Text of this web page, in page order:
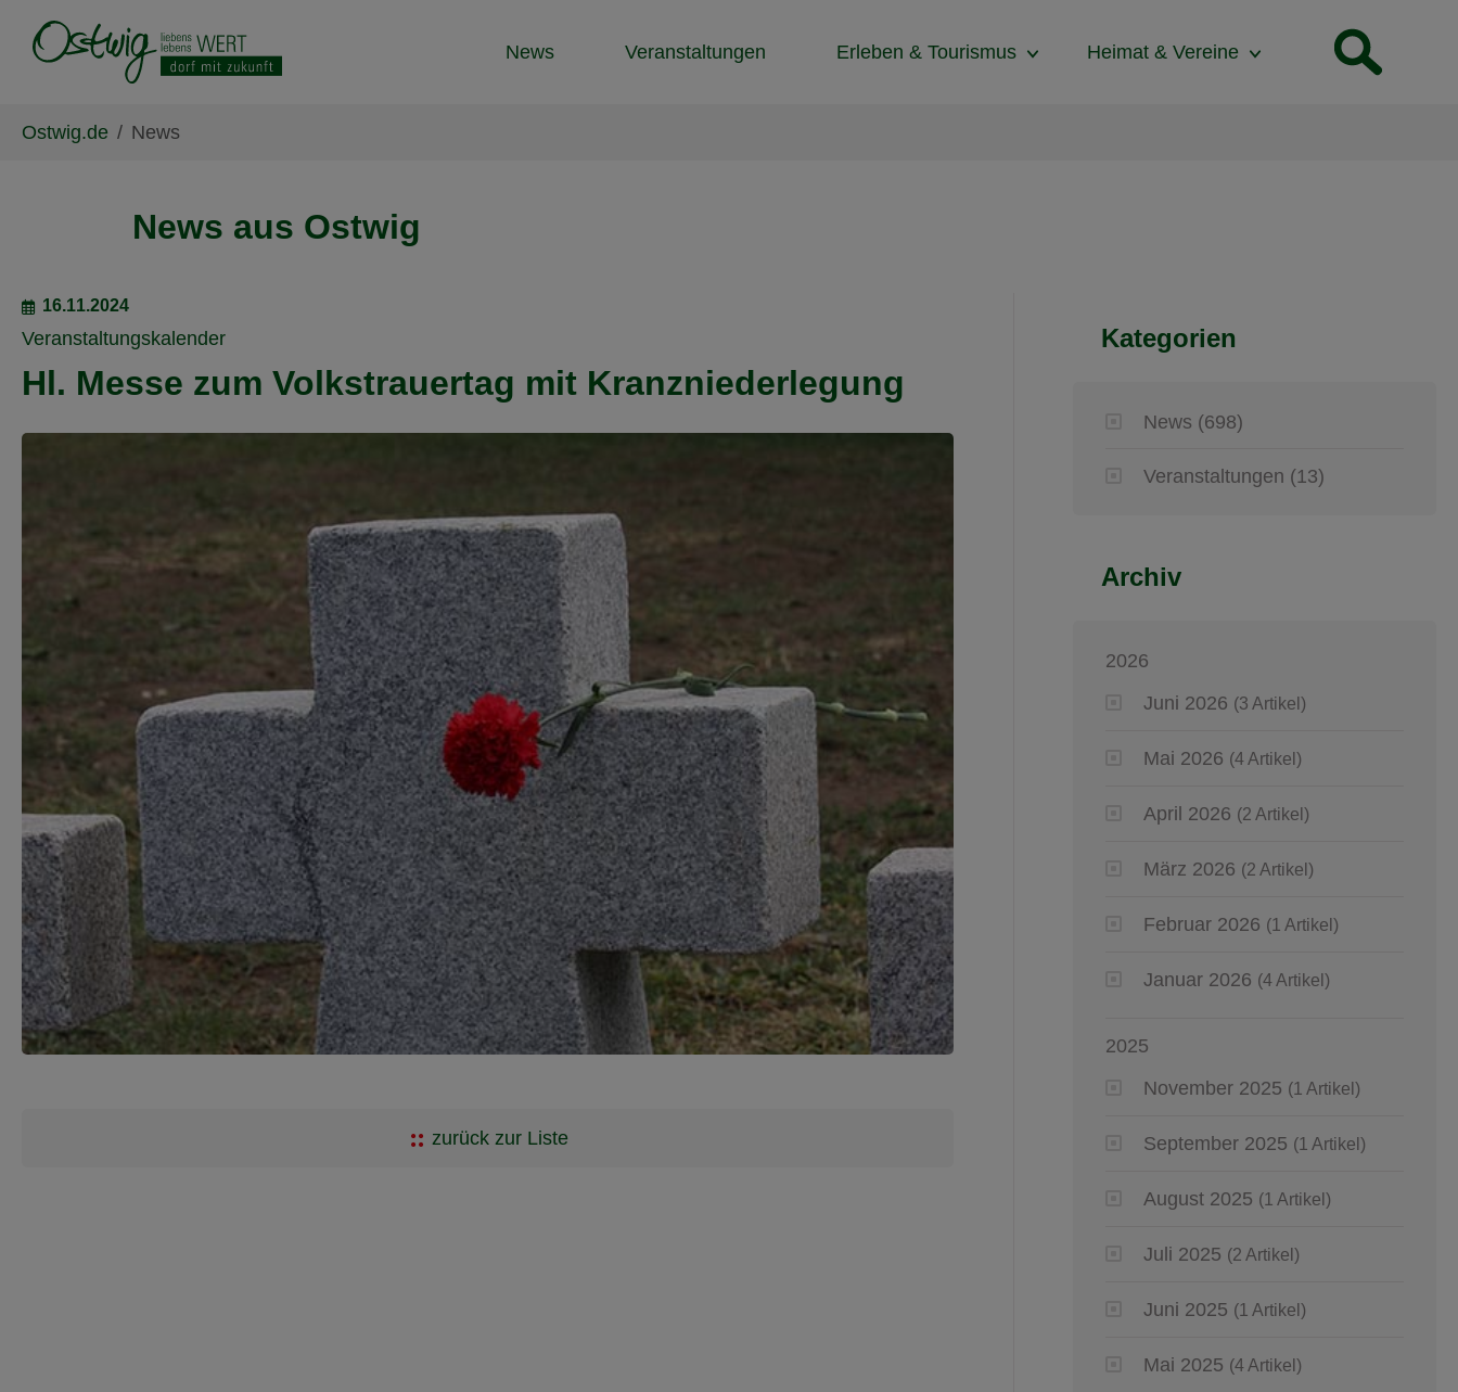
News
Veranstaltungen Erleben & Tourismus Heimat & Vereine
Ostwig.de News
News aus Ostwig
16.11.2024
Veranstaltungskalender
Hl. Messe zum Volkstrauertag mit Kranzniederlegung
zurück zur Liste
Kategorien
News (698)
Veranstaltungen (13)
Archiv
2026
Juni 2026 (3 Artikel)
Mai 2026 (4 Artikel)
April 2026 (2 Artikel)
März 2026 (2 Artikel)
Februar 2026 (1 Artikel)
Januar 2026 (4 Artikel)
2025
November 2025 (1 Artikel)
September 2025 (1 Artikel)
August 2025 (1 Artikel)
Juli 2025 (2 Artikel)
Juni 2025 (1 Artikel)
Mai 2025 (4 Artikel)